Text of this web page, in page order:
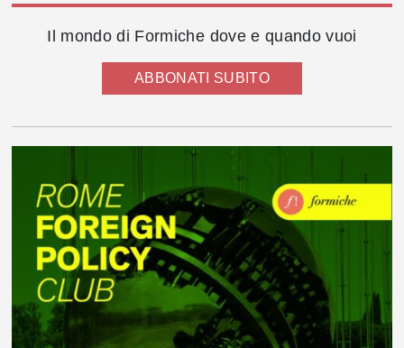
Il mondo di Formiche dove e quando vuoi
ABBONATI SUBITO